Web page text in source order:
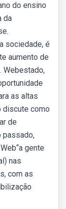
do ensino
da
sociedade, é
aumento de
Webestado,
as altas
discute como
de
passado,
gente
nas
com as